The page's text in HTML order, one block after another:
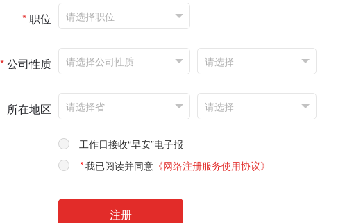
*职位
*公司性质
所在地区
工作日接收“早安”电子报
*我已阅读并同意 《网络注册服务使用协议》